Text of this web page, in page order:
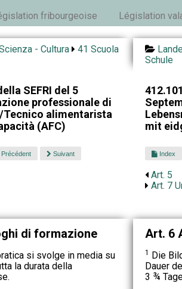
fribourgeoise Législation
- Cultura 41 Scuola
Schule
SEFRI del 5
professionale di
Tecnico alimentarista
(AFC)
mit
Suivant Index
Art. 5
Art. 7
di formazione
si svolge in media su
la durata della
Art. 6
1 Die
Dauer
3 ¾